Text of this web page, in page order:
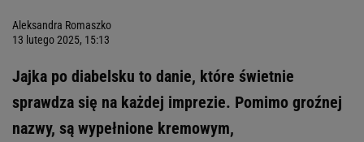
Aleksandra Romaszko
13 lutego 2025, 15:13
Jajka po diabelsku to danie, które świetnie
sprawdza się na każdej imprezie. Pomimo groźnej
nazwy, są wypełnione kremowym,